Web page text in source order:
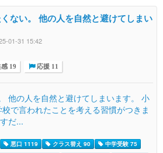
ない。 他の人を自然と避けてしまい
01-31 15:42
19 応援 11
他の人を自然と避けてしまいます。 小
で言われたことを考える習慣がつきま
だ...
悪口 1119 クラス替え 90
中学受験 75